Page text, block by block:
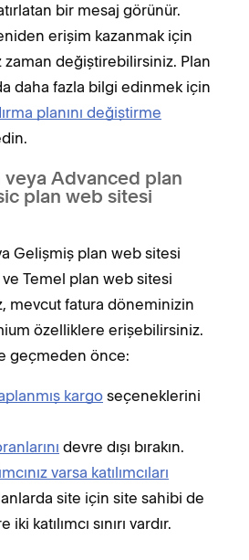
bir mesaj görünür.
erişim kazanmak için
zaman değiştirebilirsiniz. Plan
daha fazla bilgi edinmek için
planını değiştirme
veya Advanced plan
plan web sitesi
Gelişmiş plan web sitesi
Temel plan web sitesi
mevcut fatura döneminizin
özelliklere erişebilirsiniz.
geçmeden önce:
kargo seçeneklerini
devre dışı bırakın.
varsa katılımcıları
site için site sahibi de
katılımcı sınırı vardır.